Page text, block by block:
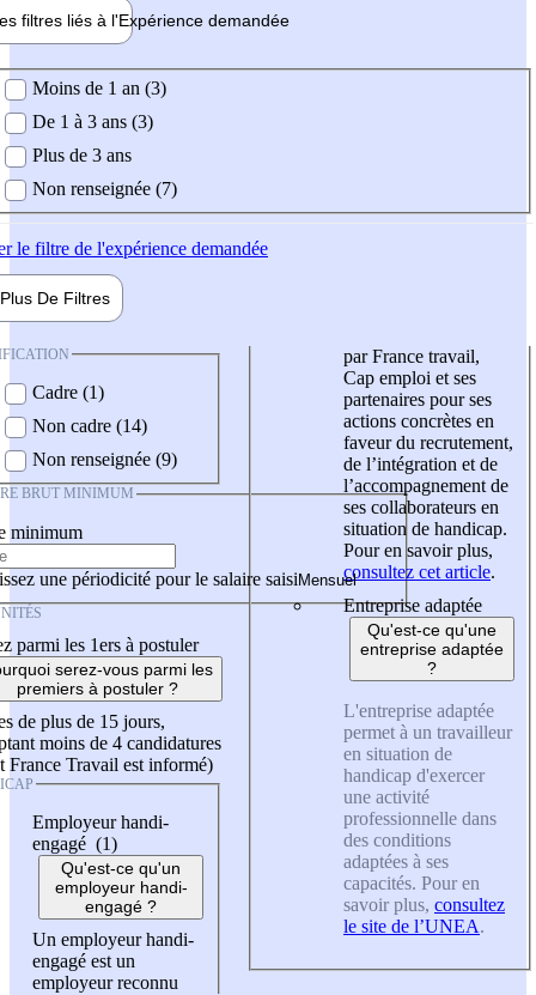
filtres liés à l'Expérience demandée
demandée
Moins de 1 an (3)
De 1 à 3 ans (3)
Plus de 3 ans
Non renseignée (7)
le filtre de l'expérience demandée
Plus De Filtres
Cadre (1)
Non cadre (14)
Non renseignée (9)
BRUT MINIMUM
minimum
une périodicité pour le salaire saisi
parmi les 1ers à postuler
serez-vous parmi les
premiers à postuler ?
de plus de 15 jours,
moins de 4 candidatures
France Travail est informé)
Employeur handi-
engagé (1)
Qu'est-ce qu'un
employeur handi-
engagé ?
Un employeur handi-
engagé est un
employeur reconnu
par France travail,
Cap emploi et ses
partenaires pour ses
actions concrètes en
faveur du recrutement,
de l’intégration et de
l’accompagnement de
ses collaborateurs en
situation de handicap.
Pour en savoir plus,
consultez cet article.
Entreprise adaptée
Qu'est-ce qu'une
entreprise adaptée
?
L'entreprise adaptée
permet à un travailleur
en situation de
handicap d'exercer
une activité
professionnelle dans
des conditions
adaptées à ses
capacités. Pour en
savoir plus, consultez
le site de l’UNEA.